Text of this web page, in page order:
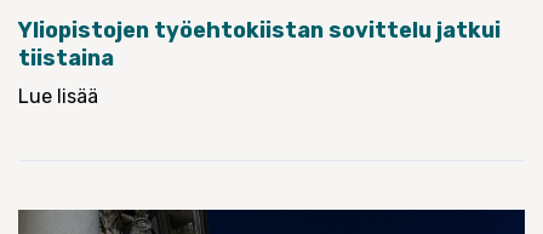
Yliopistojen työehtokiistan sovittelu jatkui
tiistaina
Lue lisää